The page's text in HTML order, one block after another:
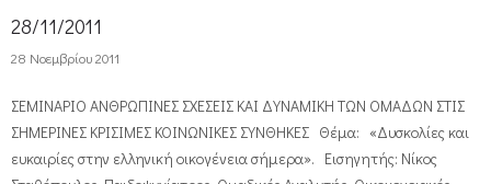
28/11/2011
28 Νοεμβρίου 2011
ΣΕΜΙΝΑΡΙΟ ΑΝΘΡΩΠΙΝΕΣ ΣΧΕΣΕΙΣ ΚΑΙ ΔΥΝΑΜΙΚΗ ΤΩΝ ΟΜΑΔΩΝ ΣΤΙΣ
ΣΗΜΕΡΙΝΕΣ ΚΡΙΣΙΜΕΣ ΚΟΙΝΩΝΙΚΕΣ ΣΥΝΘΗΚΕΣ Θέμα: «Δυσκολίες και
ευκαιρίες στην ελληνική οικογένεια σήμερα». Εισηγητής: Νίκος